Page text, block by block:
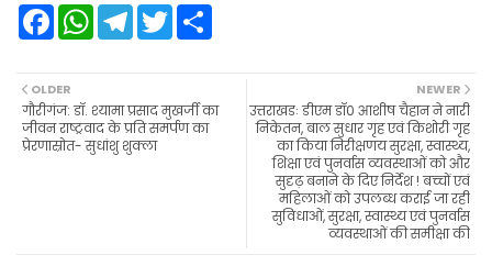
F
a
b
o
o
k
W
A
p
p
T
e
r
a
m
T
w
e
r
NEWER
उत्तराखडः डीएम डॉ0 आशीष चैहान ने नारी
निकेतन, बाल सुधार गृह एवं किशोरी गृह
का किया निरीक्षणय सुरक्षा, स्वास्थ्य,
शिक्षा एवं पुनर्वास व्यवस्थाओं को और
सुदृढ़ बनाने के दिए निर्देश ! बच्चों एवं
महिलाओं को उपलब्ध कराई जा रही
सुविधाओं, सुरक्षा, स्वास्थ्य एवं पुनर्वास
व्यवस्थाओं की समीक्षा की
OLDER
गौरीगंज: डॉ. श्यामा प्रसाद मुखर्जी का
जीवन राष्ट्रवाद के प्रति समर्पण का
प्रेरणास्रोत- सुधांशु शुक्ला